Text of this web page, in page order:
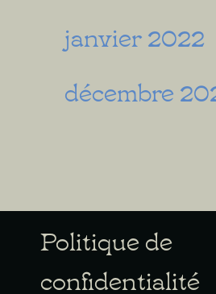
janvier 2022
décembre
Politique de
confidentialité